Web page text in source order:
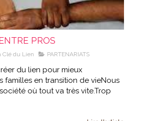
PROS
Clé du Lien PARTENARIATS
du lien pour mieux
familles en transition de vieNous
où tout va très vite.Trop